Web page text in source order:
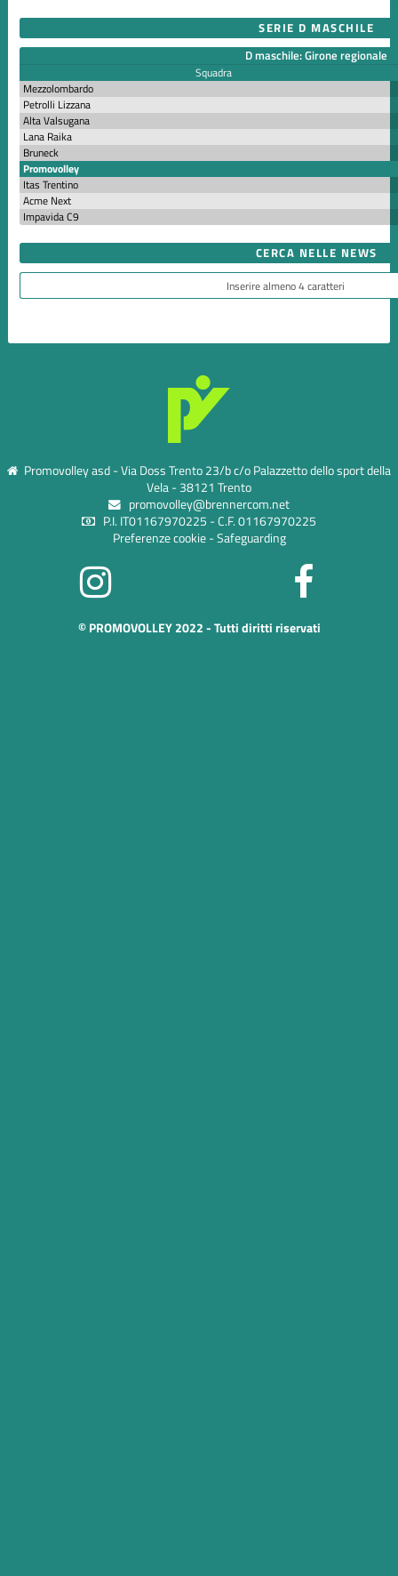
SERIE D MASCHILE
D maschile: Girone regionale
Squadra
Mezzolombardo
Petrolli Lizzana
Alta Valsugana
Lana Raika
Bruneck
Promovolley
Itas Trentino
Acme Next
Impavida C9
CERCA NELLE NEWS
Promovolley asd - Via Doss Trento 23/b c/o Palazzetto dello sport della
Vela - 38121 Trento
promovolley@brennercom.net
P.I. IT01167970225 - C.F. 01167970225
Preferenze cookie-Safeguarding
© PROMOVOLLEY 2022 - Tutti diritti riservati